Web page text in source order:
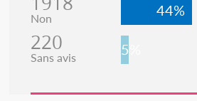
Non 44%
220
Sans avis 5%